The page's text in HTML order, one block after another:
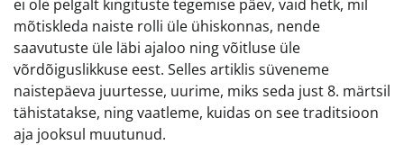
ei ole pelgalt kingituste tegemise päev, vaid hetk, mil
mõtiskleda naiste rolli üle ühiskonnas, nende
saavutuste üle läbi ajaloo ning võitluse üle
võrdõiguslikkuse eest. Selles artiklis süveneme
naistepäeva juurtesse, uurime, miks seda just 8. märtsil
tähistatakse, ning vaatleme, kuidas on see traditsioon
aja jooksul muutunud.